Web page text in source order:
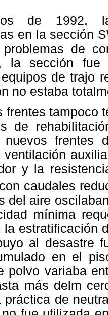
de 1992,
en la sección
de
la sección
de trajo
no estaba
frentes tampoco
de
nuevos frentes
ventilación
y la
caudales
del aire
mínima
la estratificación
al desastre
en el
polvo variaba
más delm
práctica de